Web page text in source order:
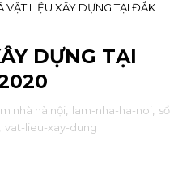
VẬT LIỆU XÂY DỰNG TẠI ĐẮK
DỰNG TẠI
nhà hà nội lam-nha-ha-noi
sổ
vat-lieu-xay-dung